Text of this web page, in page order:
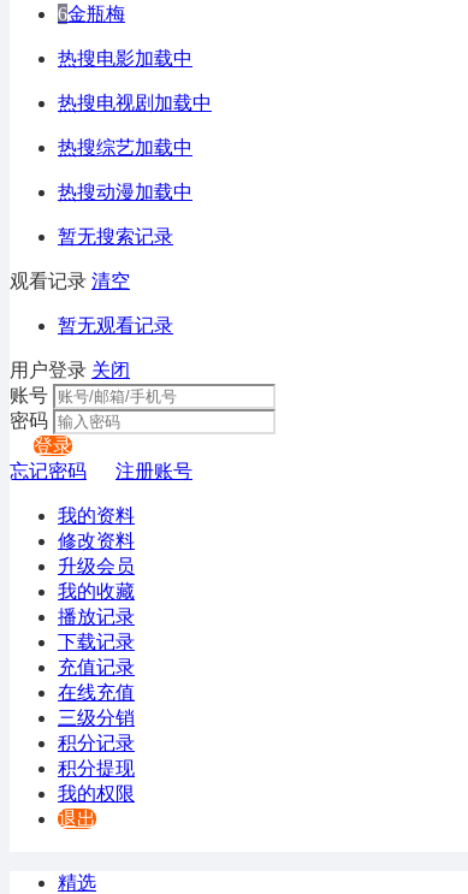
6金瓶梅
热搜电影加载中
热搜电视剧加载中
热搜综艺加载中
热搜动漫加载中
暂无搜索记录
观看记录 清空
暂无观看记录
用户登录 关闭
账号
密码
登录
忘记密码
注册账号
我的资料
修改资料
升级会员
我的收藏
播放记录
下载记录
充值记录
在线充值
三级分销
积分记录
积分提现
我的权限
退出
精选